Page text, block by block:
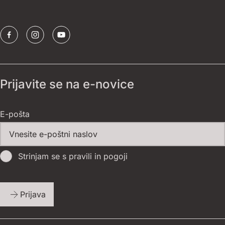
Prijavite se na e-novice
E-pošta
Strinjam se s pravili in pogoji
Prijava